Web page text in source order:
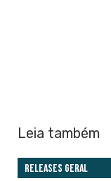
Leia também
Releases Geral